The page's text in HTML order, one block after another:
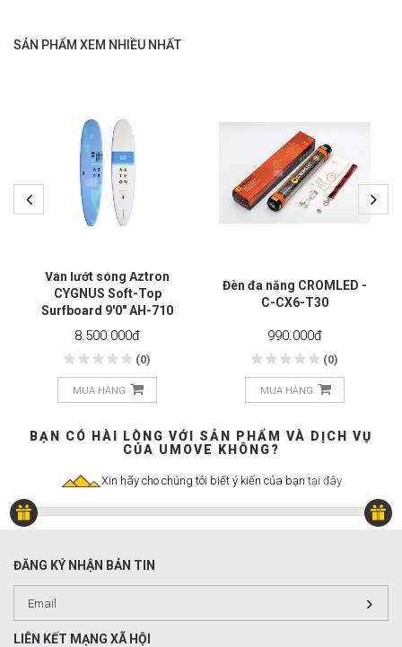
SẢN PHẨM XEM NHIỀU NHẤT
Ván lướt sóng Aztron
CYGNUS Soft-Top
Surfboard 9'0" AH-710
8.500.000đ
(0)
MUA HÀNG
Đèn đa năng CROMLED -
C-CX6-T30
990.000đ
(0)
MUA HÀNG
BẠN CÓ HÀI LÒNG VỚI SẢN PHẨM VÀ DỊCH VỤ
CỦA UMOVE KHÔNG?
Xin hãy cho chúng tôi biết ý kiến của bạn tại đây
ĐĂNG KÝ NHẬN BẢN TIN
LIÊN KẾT MẠNG XÃ HỘI